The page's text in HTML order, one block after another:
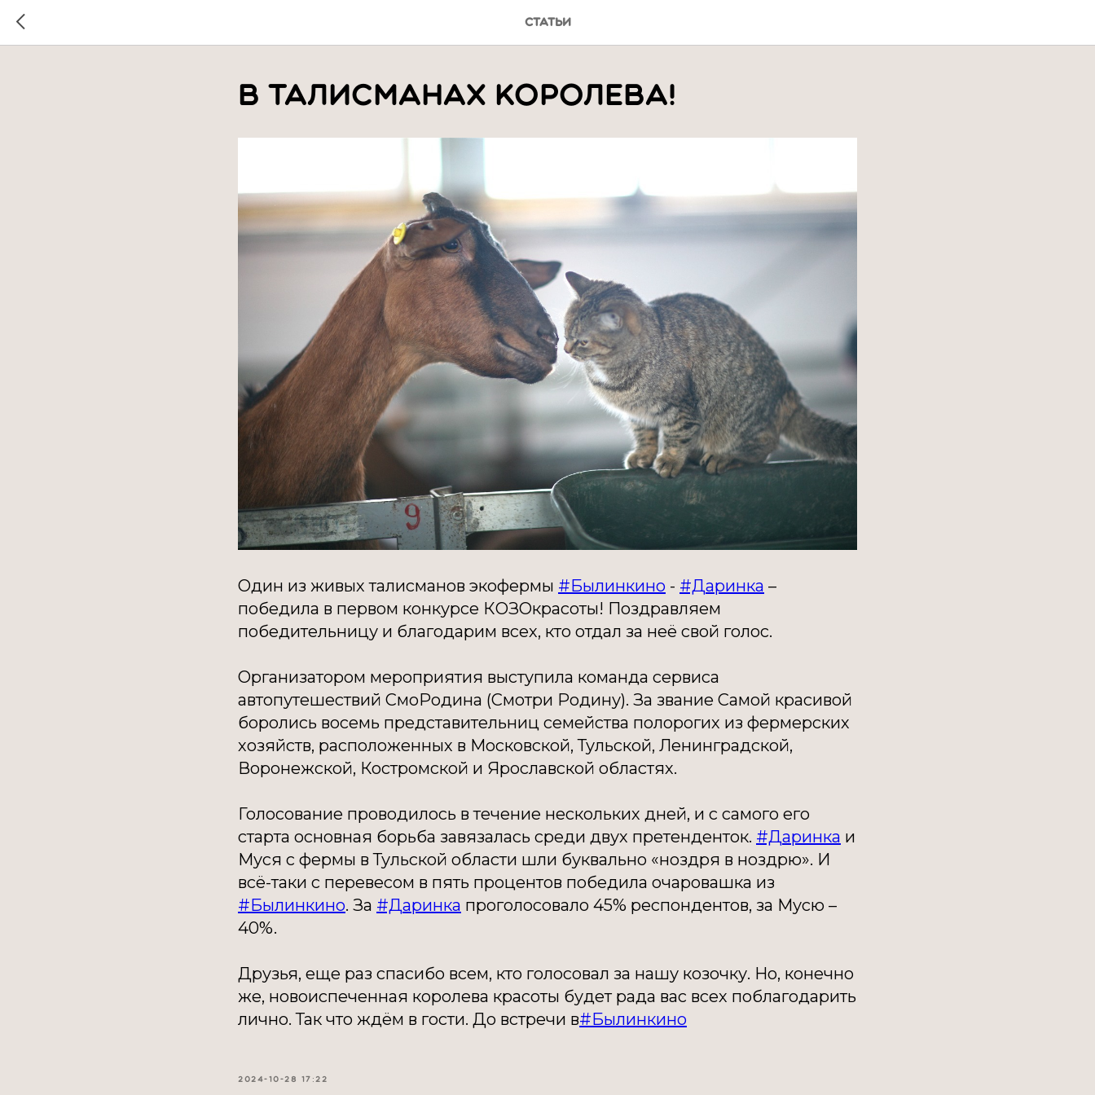
Статьи
В талисманах королева!
Один из живых талисманов экофермы #Былинкино - #Даринка –
победила в первом конкурсе КОЗОкрасоты! Поздравляем
победительницу и благодарим всех, кто отдал за неё свой голос.
Организатором мероприятия выступила команда сервиса
автопутешествий СмоРодина (Смотри Родину). За звание Самой красивой
боролись восемь представительниц семейства полорогих из фермерских
хозяйств, расположенных в Московской, Тульской, Ленинградской,
Воронежской, Костромской и Ярославской областях.
Голосование проводилось в течение нескольких дней, и с самого его
старта основная борьба завязалась среди двух претенденток. #Даринка и
Муся с фермы в Тульской области шли буквально «ноздря в ноздрю». И
всё-таки с перевесом в пять процентов победила очаровашка из
#Былинкино. За #Даринка проголосовало 45% респондентов, за Мусю –
40%.
Друзья, еще раз спасибо всем, кто голосовал за нашу козочку. Но, конечно
же, новоиспеченная королева красоты будет рада вас всех поблагодарить
лично. Так что ждём в гости. До встречи в#Былинкино
2024-10-28 17:22